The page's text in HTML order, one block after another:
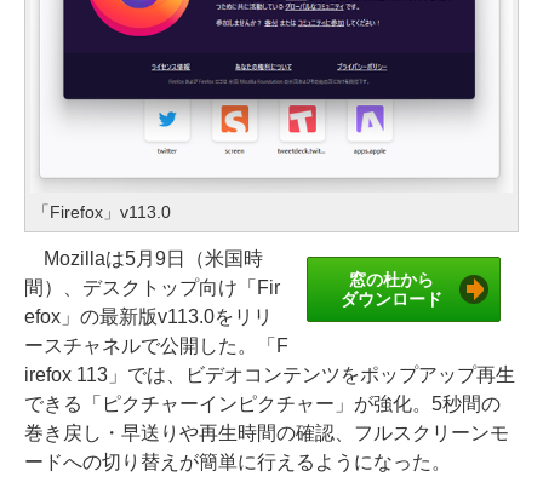
「Firefox」v113.0
窓の杜から
ダウンロード
Mozillaは5月9日（米国時
間）、デスクトップ向け「Fir
efox」の最新版v113.0をリリ
ースチャネルで公開した。「F
irefox 113」では、ビデオコンテンツをポップアップ再生
できる「ピクチャーインピクチャー」が強化。5秒間の
巻き戻し・早送りや再生時間の確認、フルスクリーンモ
ードへの切り替えが簡単に行えるようになった。